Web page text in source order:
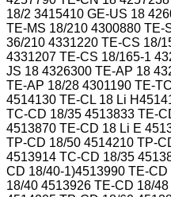
18/2 3415410 GE-US 18
TE-MS 18/210 4300880 TE-
36/210 4331220 TE-CS 18/
4331207 TE-CS 18/165-1
JS 18 4326300 TE-AP 18
TE-AP 18/28 4301190 TE-
4514130 TE-CL 18 Li
TC-CD 18/35 4513833 TE-
4513870 TE-CD 18 Li E
TP-CD 18/50 4514210 TP-
4513914 TC-CD 18/35
CD 18/40-1)4513990 TE-
18/40 4513926 TE-CD 18/